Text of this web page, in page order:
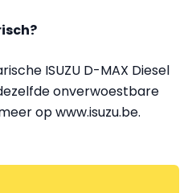
ISUZU D-MAX Diesel
onverwoestbare
op www.isuzu.be.